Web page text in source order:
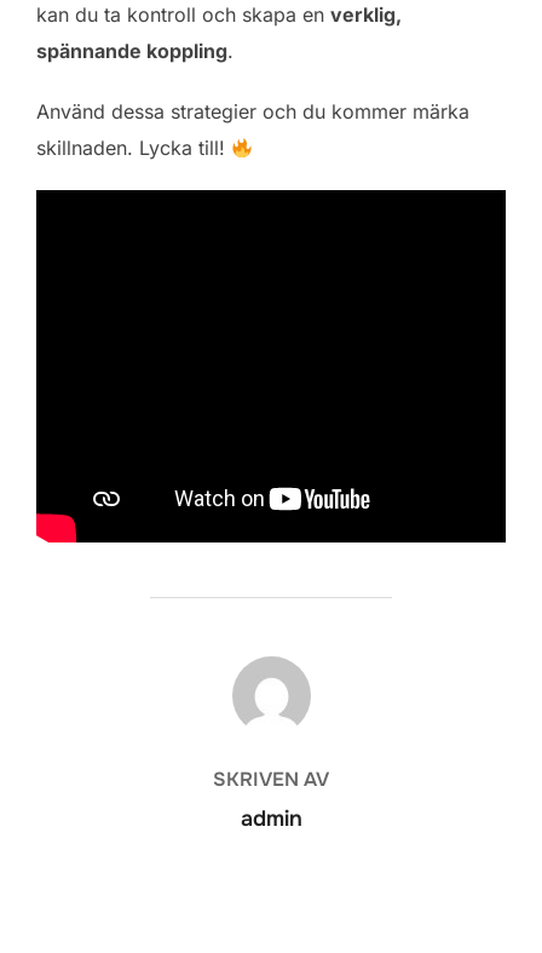
kan du ta kontroll och skapa en verklig,
spännande koppling.
Använd dessa strategier och du kommer märka
skillnaden. Lycka till!
INLÄGGSFÖRFATTARE
SKRIVEN AV
admin